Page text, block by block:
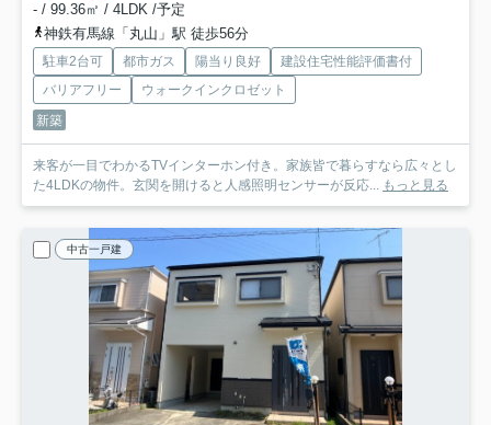
- / 99.36㎡ / 4LDK /予定
神鉄有馬線「丸山」駅 徒歩56分
駐車2台可 都市ガス 陽当り良好
建設住宅性能評価書付
バリアフリー
ウォークインクロゼット
新築
来客が一目でわかるTVインターホン付き。家族皆で暮らすなら広々とし
た4LDKの物件。玄関を開けると人感照明センサーが反応... もっと見る
中古一戸建